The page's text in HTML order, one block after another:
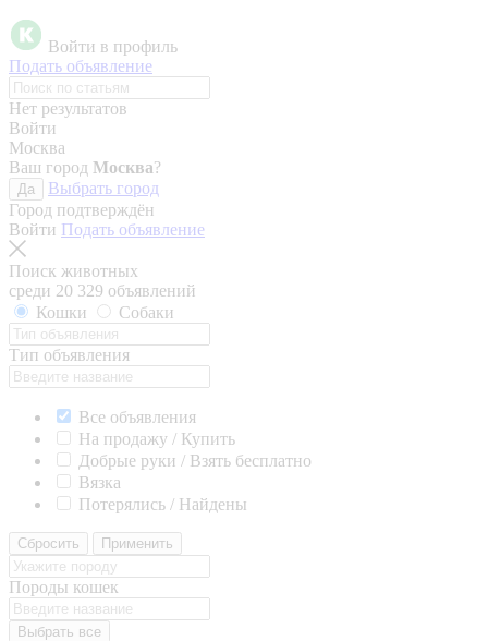
Войти в профиль
Подать объявление
Нет результатов
Войти
Москва
Ваш город Москва?
Да
Выбрать город
Город подтверждён
Войти Подать объявление
Поиск животных
среди 20 329 объявлений
Кошки
Собаки
Тип объявления
Все объявления
На продажу / Купить
Добрые руки / Взять бесплатно
Вязка
Потерялись / Найдены
Сбросить Применить
Породы кошек
Выбрать все